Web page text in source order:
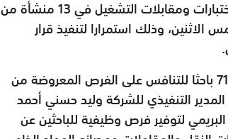
استقبلت وزارة القوى العاملة 595 باحثا عن عمل لإجراء اختبارات ومقابلات التشغيل في 13 منشأة من
وذلك استمرارا لتنفيذ قرار
واستقبلت دائرة عمل البريمي 43 باحثا عن عمل من أصل 71 باحثا للتنافس على الفرص المعروضة من
التنفيذي للشركة وليد حسني أحمد
لتوفير فرص وظيفية للباحثين عن